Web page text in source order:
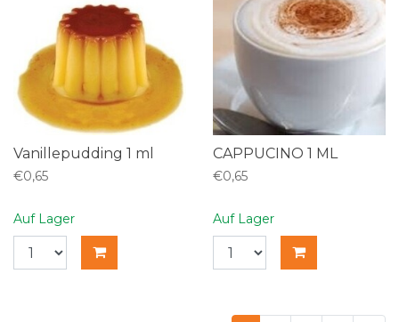
Vanillepudding 1 ml
€0,65
Auf Lager
CAPPUCINO 1 ML
€0,65
Auf Lager